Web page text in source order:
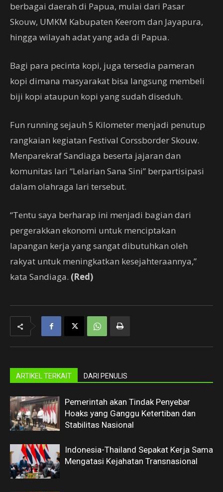
berbagai daerah di Papua, mulai dari Pasar
Skouw, UMKM Kabupaten Keerom dan Jayapura,
hingga wilayah adat yang ada di Papua.
Bagi para pecinta kopi, juga tersedia pameran
kopi dimana masyarakat bisa langsung membeli
biji kopi ataupun kopi yang sudah diseduh.
Fun running sejauh 5 Kilometer menjadi penutup
rangkaian kegiatan Festival Corssborder Skouw.
Menparekraf Sandiaga beserta jajaran dan
komunitas lari “Lelarian Sana Sini” berpartisipasi
dalam olahraga lari tersebut.
“Tentu saya berharap ini menjadi bagian dari
pergerakkan ekonomi untuk menciptakan
lapangan kerja yang sangat dibutuhkan oleh
rakyat untuk meningkatkan kesejahteraannya,”
kata Sandiaga. (Red)
ARTIKEL TERKAIT DARI PENULIS
Pemerintah akan Tindak Penyebar
Hoaks yang Ganggu Ketertiban dan
Stabilitas Nasional
Indonesia-Thailand Sepakat Kerja Sama
Mengatasi Kejahatan Transnasional